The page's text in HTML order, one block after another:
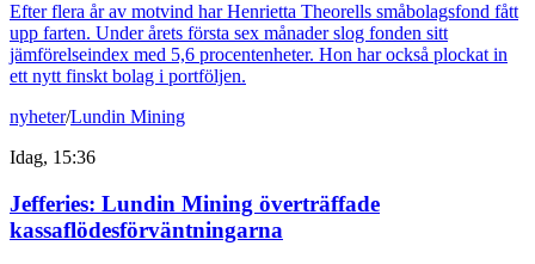
Efter flera år av motvind har Henrietta Theorells småbolagsfond fått
upp farten. Under årets första sex månader slog fonden sitt
jämförelseindex med 5,6 procentenheter. Hon har också plockat in
ett nytt finskt bolag i portföljen.
nyheter/Lundin Mining
Idag, 15:36
Jefferies: Lundin Mining överträffade
kassaflödesförväntningarna